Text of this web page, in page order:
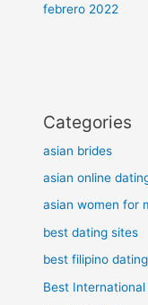
febrero 2022
Categories
asian brides
asian online
asian women for
best dating sites
best filipino
Best